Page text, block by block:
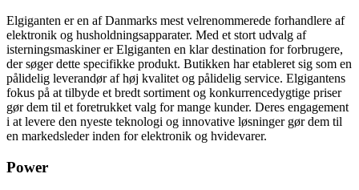
Elgiganten er en af Danmarks mest velrenommerede forhandlere af
elektronik og husholdningsapparater. Med et stort udvalg af
isterningsmaskiner er Elgiganten en klar destination for forbrugere,
der søger dette specifikke produkt. Butikken har etableret sig som en
pålidelig leverandør af høj kvalitet og pålidelig service. Elgigantens
fokus på at tilbyde et bredt sortiment og konkurrencedygtige priser
gør dem til et foretrukket valg for mange kunder. Deres engagement
i at levere den nyeste teknologi og innovative løsninger gør dem til
en markedsleder inden for elektronik og hvidevarer.
Power